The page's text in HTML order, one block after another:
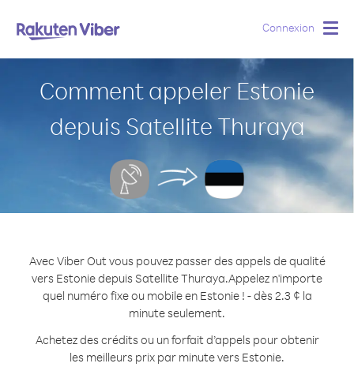
Connexion
Comment appeler Estonie
depuis Satellite Thuraya
Avec Viber Out vous pouvez passer des appels de qualité
vers Estonie depuis Satellite Thuraya.Appelez n'importe
quel numéro fixe ou mobile en Estonie ! - dès 2.3 ¢ la
minute seulement.
Achetez des crédits ou un forfait d’appels pour obtenir
les meilleurs prix par minute vers Estonie.